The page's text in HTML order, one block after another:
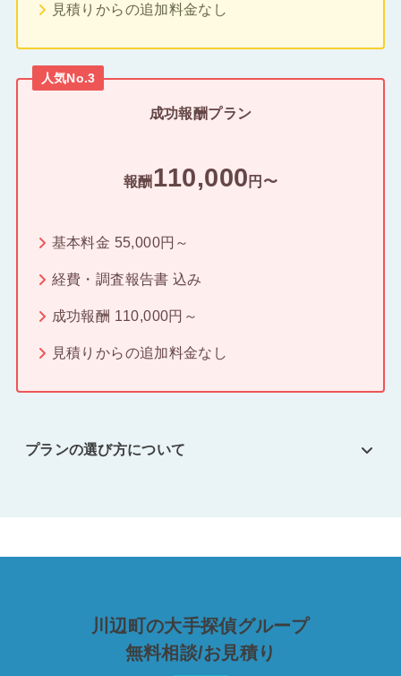
見積りからの追加料金なし
人気No.3
成功報酬プラン
報酬 110,000 円〜
基本料金 55,000円～
経費・調査報告書 込み
成功報酬 110,000円～
見積りからの追加料金なし
プランの選び方について
川辺町の大手探偵グループ
無料相談/お見積り